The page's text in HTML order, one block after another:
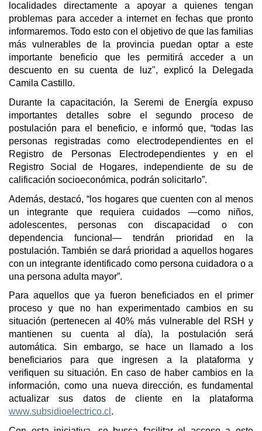
localidades directamente a apoyar a quienes tengan
problemas para acceder a internet en fechas que pronto
informaremos. Todo esto con el objetivo de que las familias
más vulnerables de la provincia puedan optar a este
importante beneficio que les permitirá acceder a un
descuento en su cuenta de luz", explicó la Delegada
Camila Castillo.
Durante la capacitación, la Seremi de Energía expuso
importantes detalles sobre el segundo proceso de
postulación para el beneficio, e informó que, “todas las
personas registradas como electrodependientes en el
Registro de Personas Electrodependientes y en el
Registro Social de Hogares, independiente de su de
calificación socioeconómica, podrán solicitarlo”.
Además, destacó, “los hogares que cuenten con al menos
un integrante que requiera cuidados —como niños,
adolescentes, personas con discapacidad o con
dependencia funcional— tendrán prioridad en la
postulación. También se dará prioridad a aquellos hogares
con un integrante identificado como persona cuidadora o a
una persona adulta mayor”.
Para aquellos que ya fueron beneficiados en el primer
proceso y que no han experimentado cambios en su
situación (pertenecen al 40% más vulnerable del RSH y
mantienen su cuenta al día), la postulación será
automática. Sin embargo, se hace un llamado a los
beneficiarios para que ingresen a la plataforma y
verifiquen su situación. En caso de haber cambios en la
información, como una nueva dirección, es fundamental
actualizar sus datos de cliente en la plataforma
www.subsidioelectrico.cl .